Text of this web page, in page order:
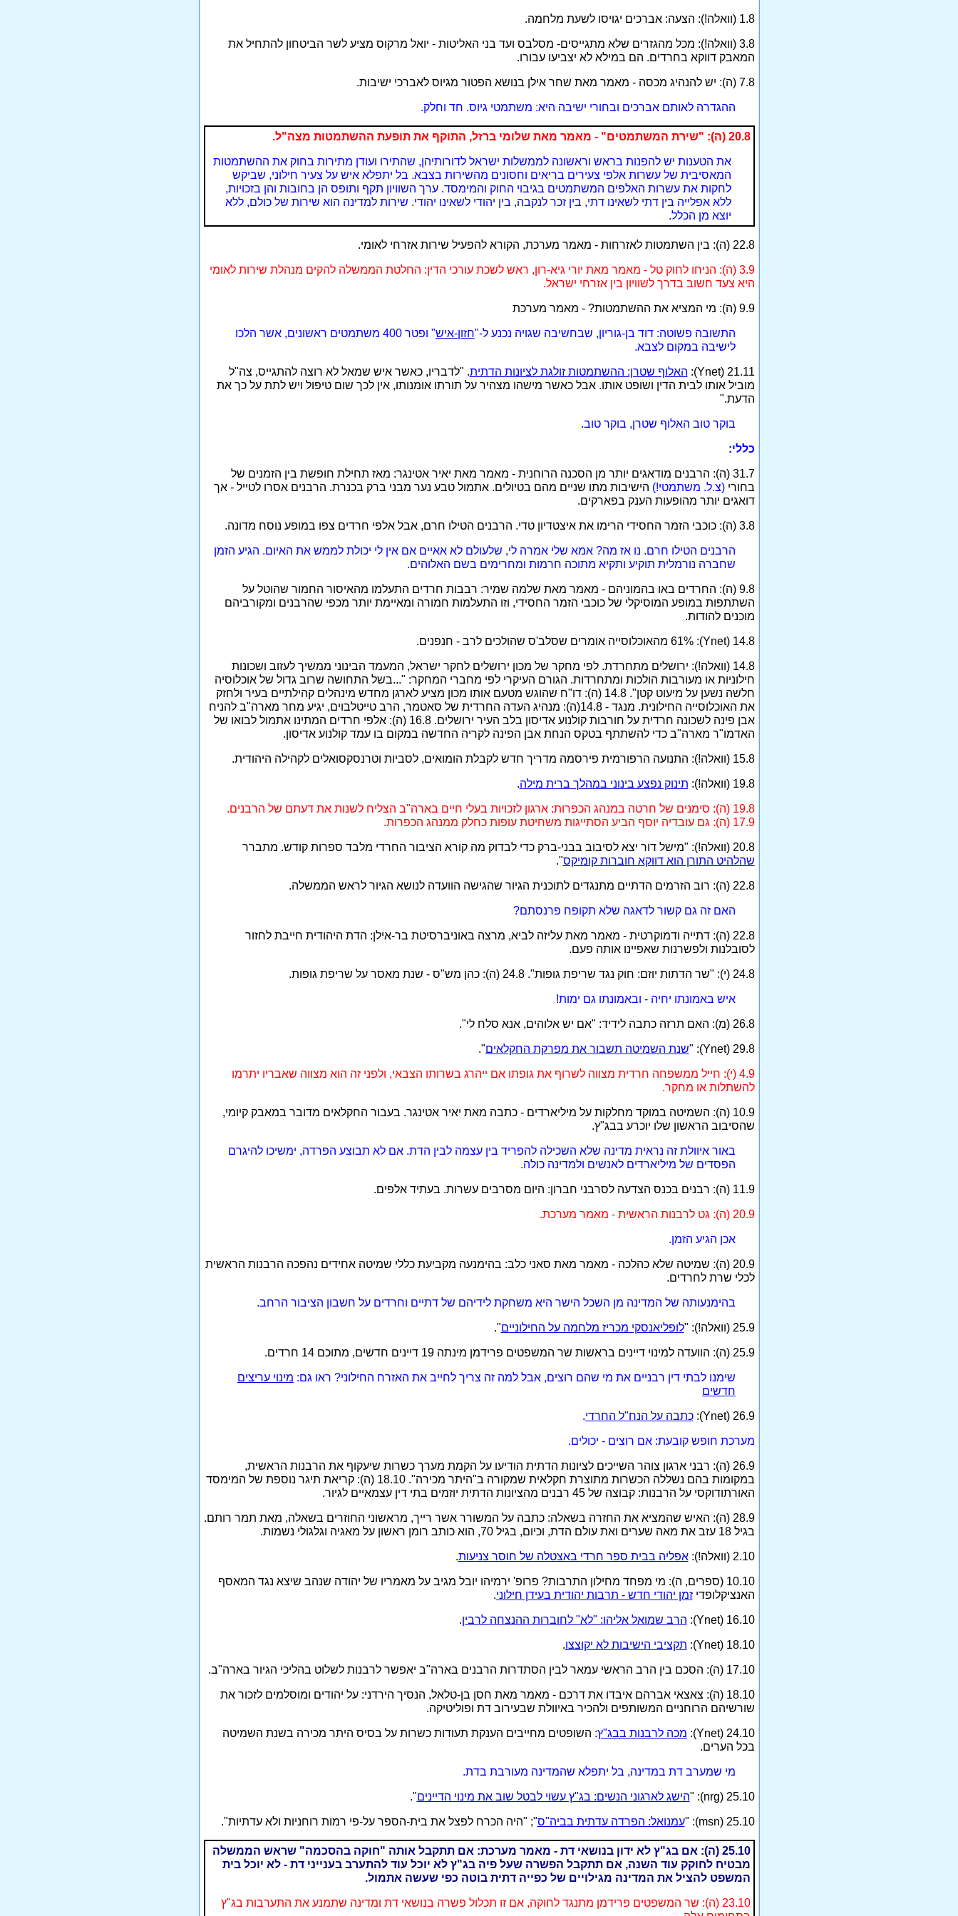
1.8 (וואלה!): הצעה: אברכים יגויסו לשעת מלחמה.
3.8 (וואלה!): מכל מהגזרים שלא מתגייסים- מסלבס ועד בני האליטות - יואל מרקוס מציע לשר הביטחון להתחיל את
המאבק דווקא בחרדים. הם במילא לא יצביעו עבורו.
7.8 (ה): יש להנהיג מכסה - מאמר מאת שחר אילן בנושא הפטור מגיוס לאברכי ישיבות.
ההגדרה לאותם אברכים ובחורי ישיבה היא: משתמטי גיוס. חד וחלק.
20.8 (ה): "שירת המשתמטים" - מאמר מאת שלומי ברזל, התוקף את תופעת ההשתמטות מצה"ל.
את הטענות יש להפנות בראש וראשונה לממשלות ישראל לדורותיהן, שהתירו ועודן מתירות בחוק את ההשתמטות
המאסיבית של עשרות אלפי צעירים בריאים וחסונים מהשירות בצבא. בל יתפלא איש על צעיר חילוני, שביקש
לחקות את עשרות האלפים המשתמטים בגיבוי החוק והמימסד. ערך השוויון תקף ותופס הן בחובות והן בזכויות,
ללא אפלייה בין דתי לשאינו דתי, בין זכר לנקבה, בין יהודי לשאינו יהודי. שירות למדינה הוא שירות של כולם, ללא
יוצא מן הכלל.
22.8 (ה): בין השתמטות לאזרחות - מאמר מערכת, הקורא להפעיל שירות אזרחי לאומי.
3.9 (ה): הניחו לחוק טל - מאמר מאת יורי גיא-רון, ראש לשכת עורכי הדין: החלטת הממשלה להקים מנהלת שירות לאומי
היא צעד חשוב בדרך לשוויון בין אזרחי ישראל.
9.9 (ה): מי המציא את ההשתמטות? - מאמר מערכת
התשובה פשוטה: דוד בן-גוריון, שבחשיבה שגויה נכנע ל-"חזון-איש
" ופטר 400 משתמטים ראשונים, אשר הלכו
לישיבה במקום לצבא.
21.11 (Ynet): האלוף שטרן: ההשתמטות זולגת לציונות הדתית. "לדבריו, כאשר איש שמאל לא רוצה להתגייס, צה"ל
מוביל אותו לבית הדין ושופט אותו. אבל כאשר מישהו מצהיר על תורתו אומנותו, אין לכך שום טיפול ויש לתת על כך את
הדעת."
בוקר טוב האלוף שטרן, בוקר טוב.
כללי:
31.7 (ה): הרבנים מודאגים יותר מן הסכנה הרוחנית - מאמר מאת יאיר אטינגר: מאז תחילת חופשת בין הזמנים של
בחורי(צ.ל. משתמטי!) הישיבות מתו שניים מהם בטיולים. אתמול טבע נער מבני ברק בכנרת. הרבנים אסרו לטייל - אך
דואגים יותר מהופעות הענק בפארקים.
3.8 (ה): כוכבי הזמר החסידי הרימו את איצטדיון טדי. הרבנים הטילו חרם, אבל אלפי חרדים צפו במופע נוסח מדונה.
הרבנים הטילו חרם. נו אז מה? אמא שלי אמרה לי, שלעולם לא אאיים אם אין לי יכולת לממש את האיום. הגיע הזמן
שחברה נורמלית תוקיע ותקיא מתוכה חרמות ומחרימים בשם האלוהים.
9.8 (ה): החרדים באו בהמוניהם - מאמר מאת שלמה שמיר: רבבות חרדים התעלמו מהאיסור החמור שהוטל על
השתתפות במופע המוסיקלי של כוכבי הזמר החסידי, וזו התעלמות חמורה ומאיימת יותר מכפי שהרבנים ומקורביהם
מוכנים להודות.
14.8 (Ynet): 61% מהאוכלוסייה אומרים שסלב'ס שהולכים לרב - חנפנים.
14.8 (וואלה!): ירושלים מתחרדת. לפי מחקר של מכון ירושלים לחקר ישראל, המעמד הבינוני ממשיך לעזוב ושכונות
חילוניות או מעורבות הולכות ומתחרדות. הגורם העיקרי לפי מחברי המחקר: "...בשל התחושה שרוב גדול של אוכלוסיה
חלשה נשען על מיעוט קטן". 14.8 (ה): דו"ח שהוגש מטעם אותו מכון מציע לארגן מחדש מינהלים קהילתיים בעיר ולחזק
את האוכלוסייה החילונית. מנגד - 14.8(ה): מנהיג העדה החרדית של סאטמר, הרב טייטלבוים, יגיע מחר מארה"ב להניח
אבן פינה לשכונה חרדית על חורבות קולנוע אדיסון בלב העיר ירושלים. 16.8 (ה): אלפי חרדים המתינו אתמול לבואו של
האדמו"ר מארה"ב כדי להשתתף בטקס הנחת אבן הפינה לקריה החדשה במקום בו עמד קולנוע אדיסון.
15.8 (וואלה!): התנועה הרפורמית פירסמה מדריך חדש לקבלת הומואים, לסביות וטרנסקסואלים לקהילה היהודית.
19.8 (וואלה!): תינוק נפצע בינוני במהלך ברית מילה.
19.8 (ה): סימנים של חרטה במנהג הכפרות: ארגון לזכויות בעלי חיים בארה"ב הצליח לשנות את דעתם של הרבנים.
17.9 (ה): גם עובדיה יוסף הביע הסתייגות משחיטת עופות כחלק ממנהג הכפרות.
20.8 (וואלה!): "מישל דור יצא לסיבוב בבני-ברק כדי לבדוק מה קורא הציבור החרדי מלבד ספרות קודש. מתברר
שהלהיט התורן הוא דווקא חוברות קומיקס".
22.8 (ה): רוב הזרמים הדתיים מתנגדים לתוכנית הגיור שהגישה הוועדה לנושא הגיור לראש הממשלה.
האם זה גם קשור לדאגה שלא תקופח פרנסתם?
22.8 (ה): דתייה ודמוקרטית - מאמר מאת עליזה לביא, מרצה באוניברסיטת בר-אילן: הדת היהודית חייבת לחזור
לסובלנות ולפשרנות שאפיינו אותה פעם.
24.8 (י): "שר הדתות יוזם: חוק נגד שריפת גופות". 24.8 (ה): כהן מש"ס - שנת מאסר על שריפת גופות.
איש באמונתו יחיה - ובאמונתו גם ימות!
26.8 (מ): האם תרזה כתבה לידיד: "אם יש אלוהים, אנא סלח לי".
29.8 (Ynet): " שנת השמיטה תשבור את מפרקת החקלאים".
4.9 (י): חייל ממשפחה חרדית מצווה לשרוף את גופתו אם ייהרג בשרותו הצבאי, ולפני זה הוא מצווה שאבריו יתרמו
להשתלות או מחקר.
10.9 (ה): השמיטה במוקד מחלקות על מיליארדים - כתבה מאת יאיר אטינגר. בעבור החקלאים מדובר במאבק קיומי,
שהסיבוב הראשון שלו יוכרע בבג"ץ.
באור איוולת זה נראית מדינה שלא השכילה להפריד בין עצמה לבין הדת. אם לא תבוצע הפרדה, ימשיכו להיגרם
הפסדים של מיליארדים לאנשים ולמדינה כולה.
11.9 (ה): רבנים בכנס הצדעה לסרבני חברון: היום מסרבים עשרות. בעתיד אלפים.
20.9 (ה): גט לרבנות הראשית - מאמר מערכת.
אכן הגיע הזמן.
20.9 (ה): שמיטה שלא כהלכה - מאמר מאת סאני כלב: בהימנעה מקביעת כללי שמיטה אחידים נהפכה הרבנות הראשית
לכלי שרת לחרדים.
בהימנעותה של המדינה מן השכל הישר היא משחקת לידיהם של דתיים וחרדים על חשבון הציבור הרחב.
25.9 (וואלה!): " לופליאנסקי מכריז מלחמה על החילוניים".
25.9 (ה): הוועדה למינוי דיינים בראשות שר המשפטים פרידמן מינתה 19 דיינים חדשים, מתוכם 14 חרדים.
שימנו לבתי דין רבניים את מי שהם רוצים, אבל למה זה צריך לחייב את האזרח החילוני? ראו גם: מינוי עריצים
חדשים
26.9 (Ynet): כתבה על הנח"ל החרדי.
מערכת חופש קובעת: אם רוצים - יכולים.
26.9 (ה): רבני ארגון צוהר השייכים לציונות הדתית הודיעו על הקמת מערך כשרות שיעקוף את הרבנות הראשית,
במקומות בהם נשללה הכשרות מתוצרת חקלאית שמקורה ב"היתר מכירה". 18.10 (ה): קריאת תיגר נוספת של המימסד
האורתודוקסי על הרבנות: קבוצה של 45 רבנים מהציונות הדתית יוזמים בתי דין עצמאיים לגיור.
28.9 (ה): האיש שהמציא את החזרה בשאלה: כתבה על המשורר אשר רייך, מראשוני החוזרים בשאלה, מאת תמר רותם.
בגיל 18 עזב את מאה שערים ואת עולם הדת, וכיום, בגיל 70, הוא כותב רומן ראשון על מאגיה וגלגולי נשמות.
2.10 (וואלה!): אפליה בבית ספר חרדי באצטלה של חוסר צניעות.
10.10 (ספרים, ה): מי מפחד מחילון התרבות? פרופ' ירמיהו יובל מגיב על מאמריו של יהודה שנהב שיצא נגד המאסף
האנציקלופדיזמן יהודי חדש - תרבות יהודית בעידן חילוני.
16.10 (Ynet): הרב שמואל אליהו: "לא" לחוברות ההנצחה לרבין.
18.10 (Ynet): תקציבי הישיבות לא יקוצצו.
17.10 (ה): הסכם בין הרב הראשי עמאר לבין הסתדרות הרבנים בארה"ב יאפשר לרבנות לשלוט בהליכי הגיור בארה"ב.
18.10 (ה): צאצאי אברהם איבדו את דרכם - מאמר מאת חסן בן-טלאל, הנסיך הירדני: על יהודים ומוסלמים לזכור את
שורשיהם הרוחניים המשותפים ולהכיר באיוולת שבעירוב דת ופוליטיקה.
24.10 (Ynet): מכה לרבנות בבג"ץ: השופטים מחייבים הענקת תעודות כשרות על בסיס היתר מכירה בשנת השמיטה
בכל הערים.
מי שמערב דת במדינה, בל יתפלא שהמדינה מעורבת בדת.
25.10 (nrg): " הישג לארגוני הנשים: בג"ץ עשוי לבטל שוב את מינוי הדיינים".
25.10 (msn): " עמנואל: הפרדה עדתית בביה"ס"; "היה הכרח לפצל את בית-הספר על-פי רמות רוחניות ולא עדתיות".
25.10 (ה): אם בג"ץ לא ידון בנושאי דת - מאמר מערכת: אם תתקבל אותה "חוקה בהסכמה" שראש הממשלה
מבטיח לחוקק עוד השנה, אם תתקבל הפשרה שעל פיה בג"ץ לא יוכל עוד להתערב בענייני דת - לא יוכל בית
המשפט להציל את המדינה מגילויים של כפייה דתית בוטה כפי שעשה אתמול.
23.10 (ה): שר המשפטים פרידמן מתנגד לחוקה, אם זו תכלול פשרה בנושאי דת ומדינה שתמנע את התערבות בג"ץ